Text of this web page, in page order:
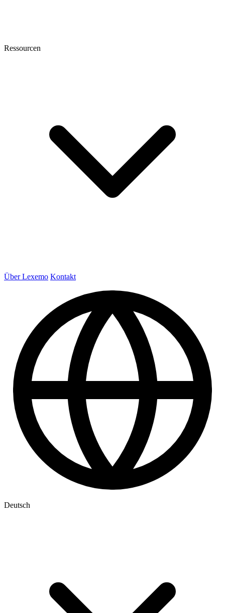
Ressourcen
Über Lexemo Kontakt
Deutsch